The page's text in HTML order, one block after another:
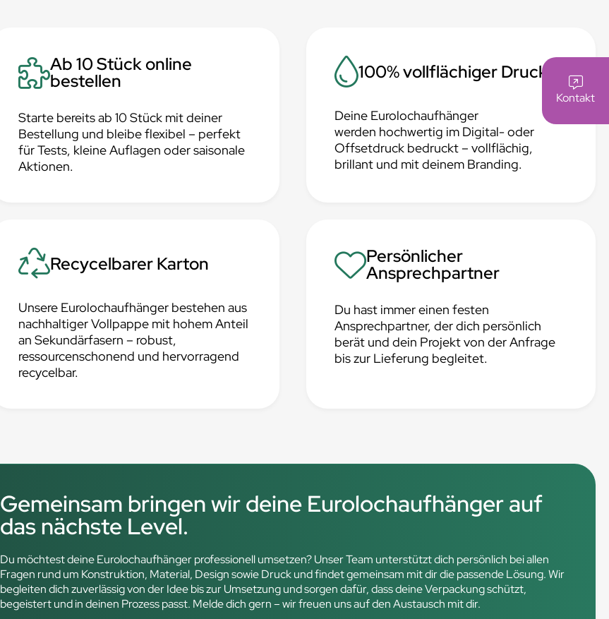
Kontakt
Ab 10 Stück online
bestellen
Starte bereits ab 10 Stück mit deiner
Bestellung und bleibe flexibel – perfekt
für Tests, kleine Auflagen oder saisonale
Aktionen.
100% vollflächiger Druck
Deine Eurolochaufhänger
werden hochwertig im Digital- oder
Offsetdruck bedruckt – vollflächig,
brillant und mit deinem Branding.
Recycelbarer Karton
Unsere Eurolochaufhänger bestehen aus
nachhaltiger Vollpappe mit hohem Anteil
an Sekundärfasern – robust,
ressourcenschonend und hervorragend
recycelbar.
Persönlicher
Ansprechpartner
Du hast immer einen festen
Ansprechpartner, der dich persönlich
berät und dein Projekt von der Anfrage
bis zur Lieferung begleitet.
Gemeinsam bringen wir deine Eurolochaufhänger auf
das nächste Level.
Du möchtest deine Eurolochaufhänger professionell umsetzen? Unser Team unterstützt dich persönlich bei allen
Fragen rund um Konstruktion, Material, Design sowie Druck und findet gemeinsam mit dir die passende Lösung. Wir
begleiten dich zuverlässig von der Idee bis zur Umsetzung und sorgen dafür, dass deine Verpackung schützt,
begeistert und in deinen Prozess passt. Melde dich gern – wir freuen uns auf den Austausch mit dir.